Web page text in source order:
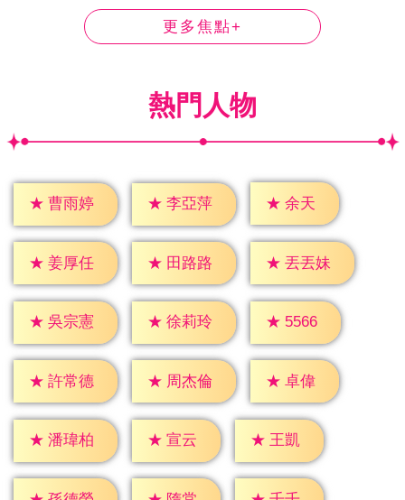
更多焦點+
熱門人物
★ 曹雨婷 ★ 李亞萍 ★ 余天
★ 姜厚任 ★ 田路路 ★ 丟丟妹
★ 吳宗憲 ★ 徐莉玲 ★ 5566
★ 許常德 ★ 周杰倫 ★ 卓偉
★ 潘瑋柏 ★ 宣云 ★ 王凱